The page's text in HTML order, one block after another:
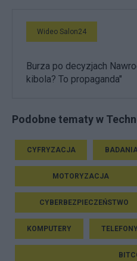
Wideo Salon24
Burza po decyzjach
kibola? To propaganda"
Podobne tematy w
CYFRYZACJA
MOTORYZACJA
CYBERBEZPIECZEŃSTWO
KOMPUTERY TELEFONY